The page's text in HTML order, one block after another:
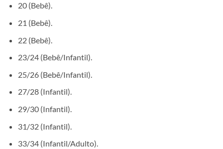
20 (Bebê).
21 (Bebê).
22 (Bebê).
23/24 (Bebê/Infantil).
25/26 (Bebê/Infantil).
27/28 (Infantil).
29/30 (Infantil).
31/32 (Infantil).
33/34 (Infantil/Adulto).